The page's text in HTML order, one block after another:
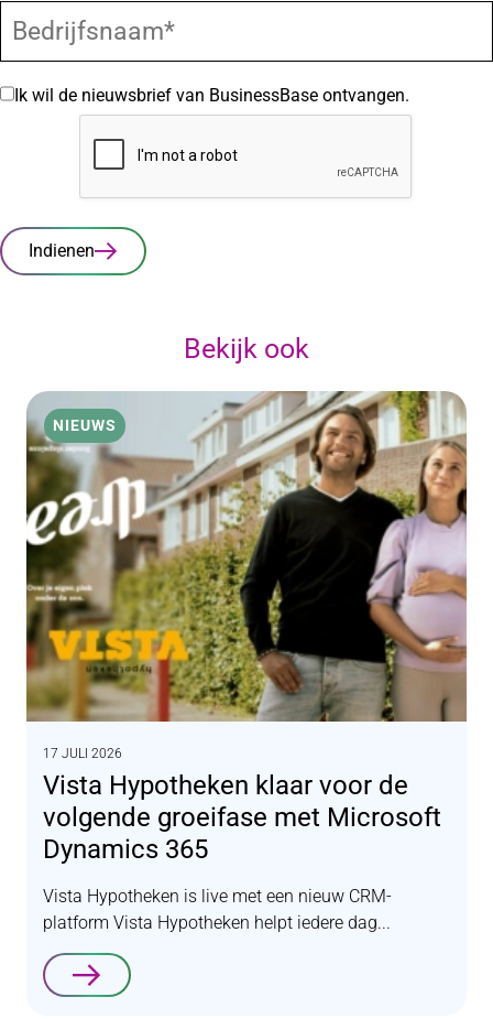
Ik wil de nieuwsbrief van BusinessBase ontvangen.
Indienen
Bekijk ook
NIEUWS
17 JULI 2026
Vista Hypotheken klaar voor de
volgende groeifase met Microsoft
Dynamics 365
Vista Hypotheken is live met een nieuw CRM-
platform Vista Hypotheken helpt iedere dag...
Lees verder